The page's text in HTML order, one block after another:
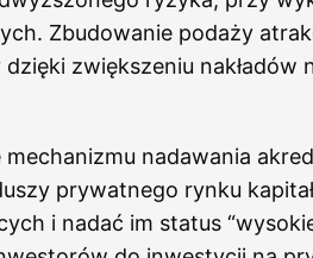
Zbudowanie podaży
dzięki zwiększeniu
mechanizmu nadawania
prywatnego rynku
i nadać im status